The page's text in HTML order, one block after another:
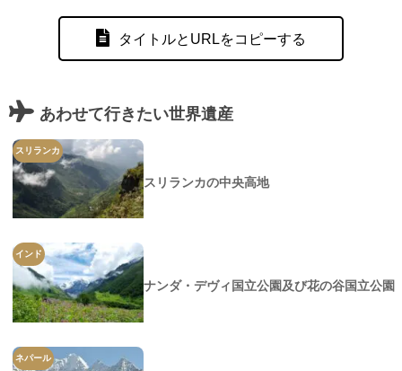
タイトルとURLをコピーする
あわせて行きたい世界遺産
スリランカ
スリランカの中央高地
インド
ナンダ・デヴィ国立公園及び花の谷国立公園
ネパール